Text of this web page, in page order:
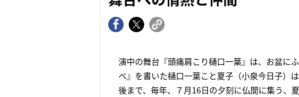
演中の舞台『頭痛肩こり樋口一葉』は、お盆に
べ』を書いた樋口一葉こと夏子（小泉今日子）
後まで、毎年、７月16日の夕刻に仏間に集う、